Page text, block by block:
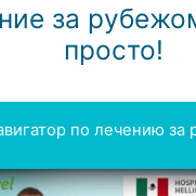
за
просто!
по лечению за